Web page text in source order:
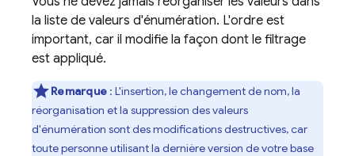
la liste de valeurs d'énumération. L'ordre est
important, car il modifie la façon dont le filtrage
est appliqué.
Remarque : L'insertion, le changement de nom, la
réorganisation et la suppression des valeurs
d'énumération sont des modifications destructives, car
toute personne utilisant la dernière version de votre base